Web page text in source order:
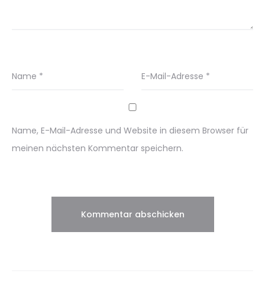
Name * E-Mail-Adresse *
Name, E-Mail-Adresse und Website in diesem Browser für
meinen nächsten Kommentar speichern.